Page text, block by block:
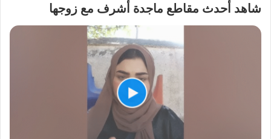
شاهد أحدث مقاطع ماجدة أشرف مع زوجها